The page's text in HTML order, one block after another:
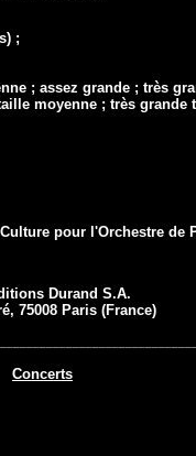
;
; assez grande ; très
moyenne ; très grande
pour l'Orchestre de
Durand S.A.
75008 Paris (France)